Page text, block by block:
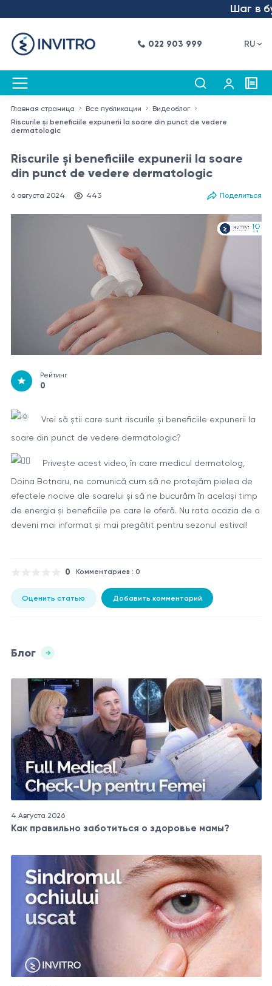
Шаг в
022 903 999 RU
Главная страница Все публикации
Видеоблог
Riscurile și beneficiile expunerii la soare din punct de vedere
dermatologic
Riscurile și beneficiile expunerii la soare
din punct de vedere dermatologic
6 августа 2024 443 Поделиться
Рейтинг
0
Vrei să știi care sunt riscurile și beneficiile expunerii la
soare din punct de vedere dermatologic?
Privește acest video, în care medicul dermatolog,
Doina Botnaru, ne comunică cum să ne protejăm pielea de
efectele nocive ale soarelui și să ne bucurăm în același timp
de energia și beneficiile pe care le oferă. Nu rata ocazia de a
deveni mai informat și mai pregătit pentru sezonul estival!
0 Комментариев : 0
Оценить статью Добавить комментарий
Блог
4 Августа 2026
Как правильно заботиться о здоровье мамы?